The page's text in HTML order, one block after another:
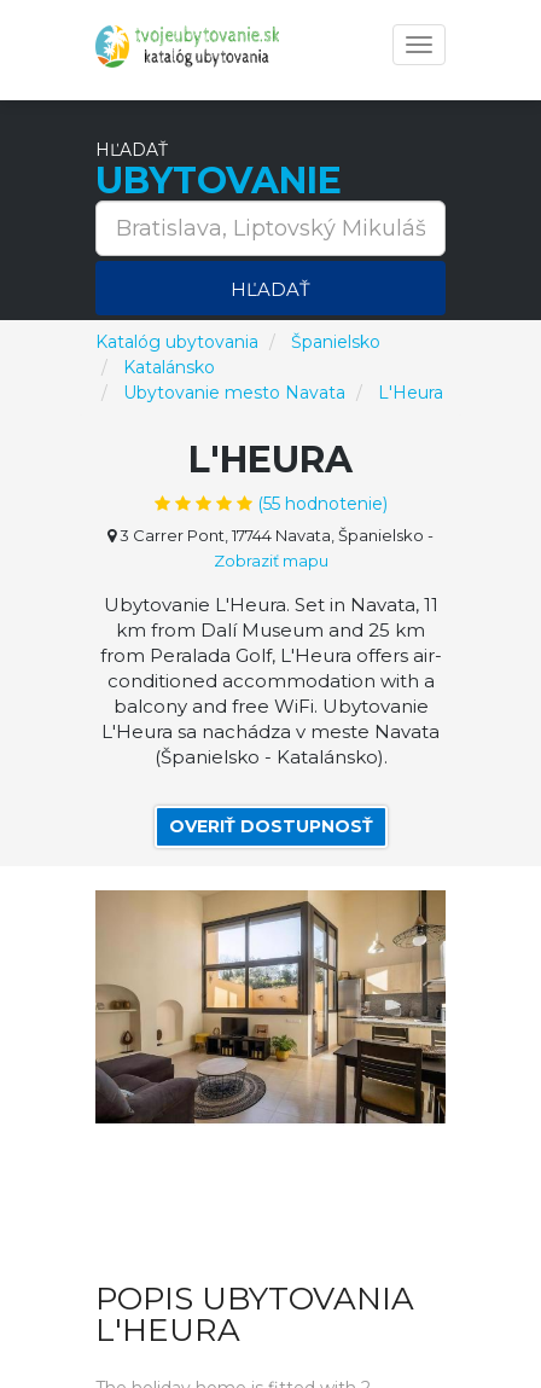
Toggle
navigation
HĽADAŤ
UBYTOVANIE
HĽADAŤ
Katalóg ubytovania
Španielsko
Katalánsko
Ubytovanie mesto Navata
L'Heura
L'HEURA
(55hodnotenie)
3 Carrer Pont, 17744 Navata, Španielsko -
Zobraziť mapu
Ubytovanie L'Heura. Set in Navata, 11
km from Dalí Museum and 25 km
from Peralada Golf, L'Heura offers air-
conditioned accommodation with a
balcony and free WiFi. Ubytovanie
L'Heura sa nachádza v meste Navata
(Španielsko - Katalánsko).
OVERIŤ DOSTUPNOSŤ
POPIS UBYTOVANIA
L'HEURA